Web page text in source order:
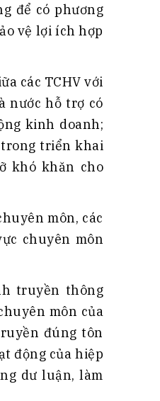
để có phương
vệ lợi ích hợp
các TCHV với
nước hỗ trợ có
kinh doanh;
trong triển khai
khó khăn cho
môn, các
chuyên môn
truyền thông
môn của
đúng tôn
động của hiệp
dư luận, làm